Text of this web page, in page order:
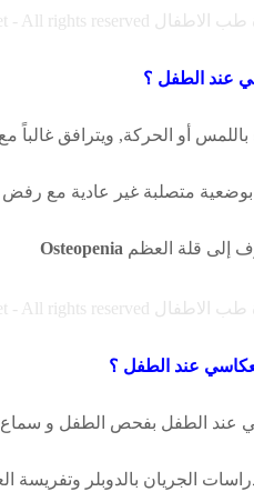
طب الاطفال - All rights reserved
عند الطفل ؟
باللمس أو الحركة, ويترافق
بوضعية متصلبة غير عادية مع رفض
إلى قلة العظم Osteopenia
طب الاطفال - All rights reserved
عند الطفل ؟
عند الطفل بفحص الطفل و
الجريان بالدوبلر وتفريسة